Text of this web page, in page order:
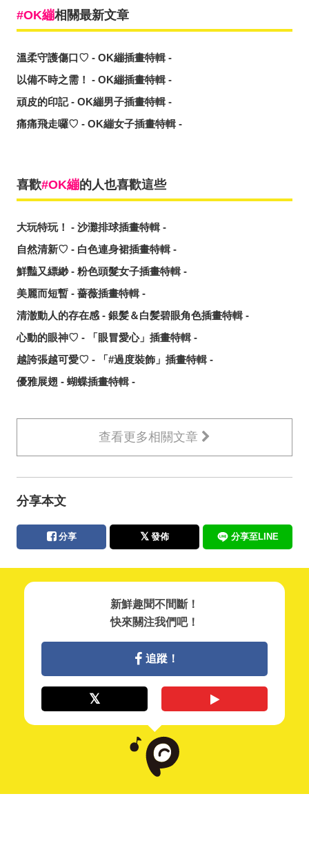
OK繃相關最新文章
溫柔守護傷口♡ - OK繃插畫特輯 -
以備不時之需！ - OK繃插畫特輯 -
頑皮的印記 - OK繃男子插畫特輯 -
痛痛飛走囉♡ - OK繃女子插畫特輯 -
喜歡 OK繃的人也喜歡這些
大玩特玩！ - 沙灘排球插畫特輯 -
自然清新♡ - 白色連身裙插畫特輯 -
鮮豔又縹緲 - 粉色頭髮女子插畫特輯 -
美麗而短暫 - 薔薇插畫特輯 -
清澈動人的存在感 - 銀髪＆白髪碧眼角色插畫特輯 -
心動的眼神♡ - 「眼冒愛心」插畫特輯 -
越誇張越可愛♡ - 「#過度裝飾」插畫特輯 -
優雅展翅 - 蝴蝶插畫特輯 -
查看更多相關文章
分享本文
分享 發佈 分享至LINE
新鮮趣聞不間斷！
快來關注我們吧！
追蹤！